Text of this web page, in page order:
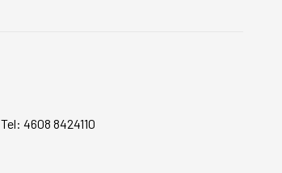
Tel: 4608 8424110